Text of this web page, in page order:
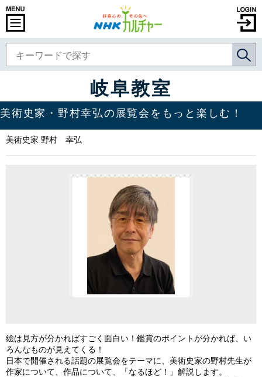
岐阜教室
美術史家・野村幸弘の展覧会をもっと楽しむ！
美術史家 野村 幸弘
絵は見方が分かればすごく面白い！鑑賞のポイントが分かれば、い
ろんなものが見えてくる！
日本で開催される話題の展覧会をテーマに、美術史家の野村先生が
作家について、作品について、「なるほど！」解説します。